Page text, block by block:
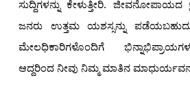
ಸುದ್ದಿಗಳನ್ನು ಕೇಳುತ್ತೀರಿ. ಜೀವನೋಪಾಯದ
ಜನರು ಉತ್ತಮ ಯಶಸ್ಸನ್ನು
ಮೇಲಧಿಕಾರಿಗಳೊಂದಿಗೆ
ಆದ್ದರಿಂದ ನೀವು ನಿಮ್ಮ ಮಾತಿನ